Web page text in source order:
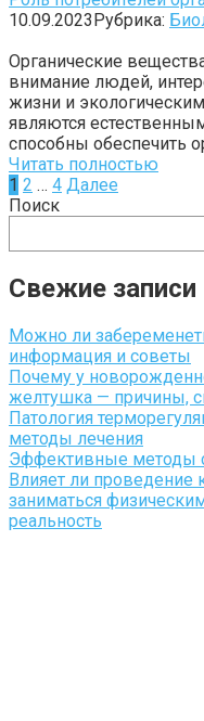
10.09.2023Рубрика:
Органические
внимание людей,
жизни и
являются
способны обеспечить
Читать полностью
Навигация
по
1 2 … 4 Далее
Поиск
Свежие записи
Можно ли
информация и советы
Почему у
желтушка — причины,
Патология
методы лечения
Эффективные методы
Влияет ли проведение
заниматься
реальность